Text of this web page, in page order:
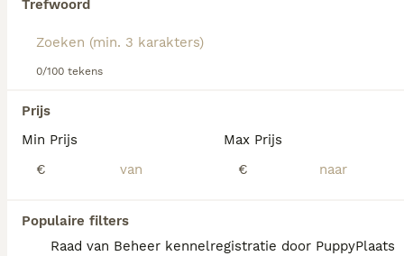
Trefwoord
0/100 tekens
Prijs
Min Prijs
€
Max Prijs
€
Populaire filters
Raad van Beheer kennelregistratie door PuppyPlaats
dit hondenras.
Jack Russell
8 weken
Geslacht